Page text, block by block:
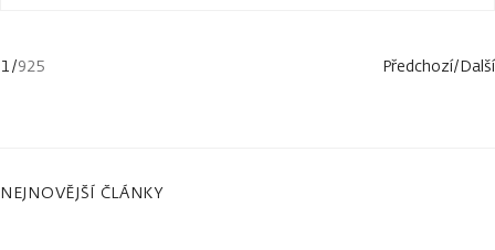
1/925 Předchozí/Další
NEJNOVĚJŠÍ ČLÁNKY